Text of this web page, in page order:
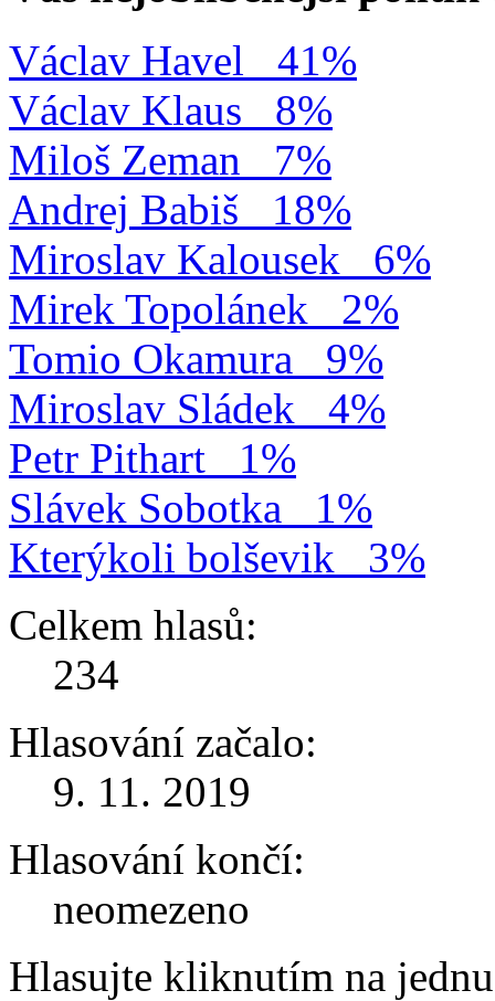
Václav Havel
41%
Václav Klaus
8%
Miloš Zeman
7%
Andrej Babiš
18%
Miroslav Kalousek
6%
Mirek Topolánek
2%
Tomio Okamura
9%
Miroslav Sládek
4%
Petr Pithart
1%
Slávek Sobotka
1%
Kterýkoli bolševik
3%
Celkem hlasů:
234
Hlasování začalo:
9. 11. 2019
Hlasování končí:
neomezeno
Hlasujte kliknutím na